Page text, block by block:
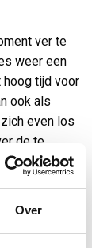
Over
ver te
weer een
tijd voor
ook als
even los
de te
we